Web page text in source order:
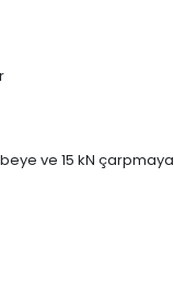
ve 15 kN çarpmaya